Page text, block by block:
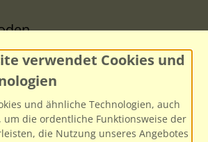
verwendet Cookies und
und ähnliche Technologien, auch
die ordentliche Funktionsweise der
die Nutzung unseres Angebotes